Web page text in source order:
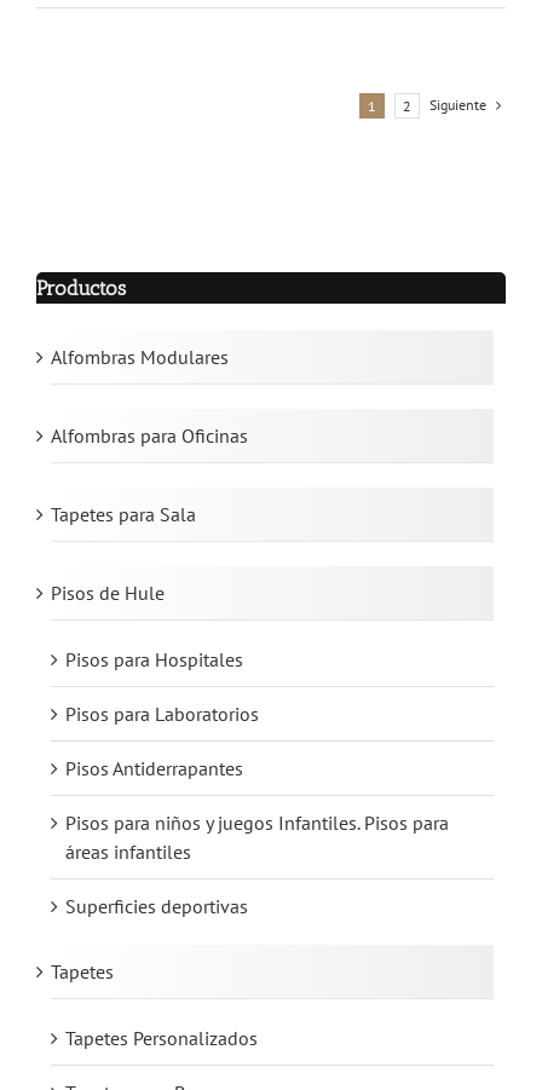
1 2 Siguiente
Productos
Alfombras Modulares
Alfombras para Oficinas
Tapetes para Sala
Pisos de Hule
Pisos para Hospitales
Pisos para Laboratorios
Pisos Antiderrapantes
Pisos para niños y juegos Infantiles. Pisos para
áreas infantiles
Superficies deportivas
Tapetes
Tapetes Personalizados